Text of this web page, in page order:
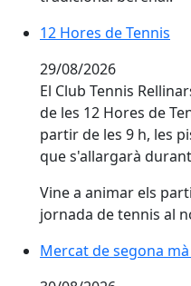
12 Hores de Tennis
12 Hores de Tennis
29/08/2026
El Club Tennis
de les 12 Hores de
partir de les 9 h, les
que s'allargarà
Vine a animar els
jornada de tennis al
Mercat de segona
Mercat de segona